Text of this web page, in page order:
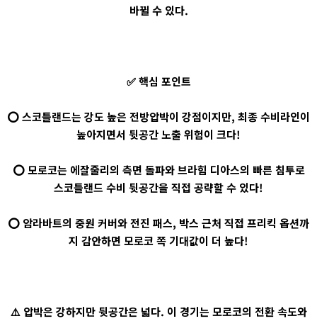
바뀔 수 있다.
✅ 핵심 포인트
⭕ 스코틀랜드는 강도 높은 전방압박이 강점이지만, 최종 수비라인이
높아지면서 뒷공간 노출 위험이 크다!
⭕ 모로코는 에잘줄리의 측면 돌파와 브라힘 디아스의 빠른 침투로
스코틀랜드 수비 뒷공간을 직접 공략할 수 있다!
⭕ 암라바트의 중원 커버와 전진 패스, 박스 근처 직접 프리킥 옵션까
지 감안하면 모로코 쪽 기대값이 더 높다!
⚠️ 압박은 강하지만 뒷공간은 넓다. 이 경기는 모로코의 전환 속도와